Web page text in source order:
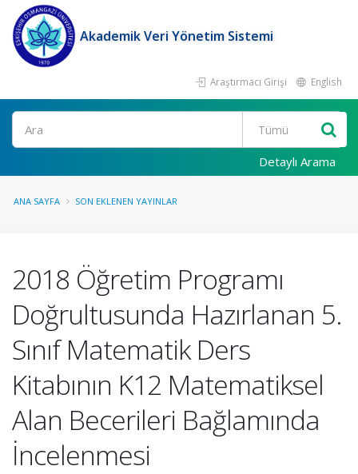
Akademik Veri Yönetim Sistemi
Araştırmacı Girişi English
Ara
Detaylı Arama
ANA SAYFA SON EKLENEN YAYINLAR
2018 Öğretim Programı
Doğrultusunda Hazırlanan 5.
Sınıf Matematik Ders
Kitabının K12 Matematiksel
Alan Becerileri Bağlamında
İncelenmesi